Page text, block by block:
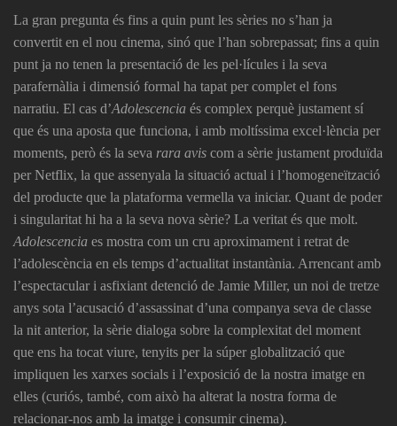
La gran pregunta és fins a quin punt les sèries no s’han ja
convertit en el nou cinema, sinó que l’han sobrepassat; fins a quin
punt ja no tenen la presentació de les pel·lícules i la seva
parafernàlia i dimensió formal ha tapat per complet el fons
narratiu. El cas d’Adolescencia és complex perquè justament sí
que és una aposta que funciona, i amb moltíssima excel·lència per
moments, però és la seva rara avis com a sèrie justament produïda
per Netflix, la que assenyala la situació actual i l’homogeneïtzació
del producte que la plataforma vermella va iniciar. Quant de poder
i singularitat hi ha a la seva nova sèrie? La veritat és que molt.
Adolescencia es mostra com un cru aproximament i retrat de
l’adolescència en els temps d’actualitat instantània. Arrencant amb
l’espectacular i asfixiant detenció de Jamie Miller, un noi de tretze
anys sota l’acusació d’assassinat d’una companya seva de classe
la nit anterior, la sèrie dialoga sobre la complexitat del moment
que ens ha tocat viure, tenyits per la súper globalització que
impliquen les xarxes socials i l’exposició de la nostra imatge en
elles (curiós, també, com això ha alterat la nostra forma de
relacionar-nos amb la imatge i consumir cinema).